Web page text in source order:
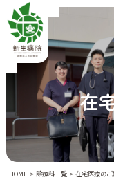
在
HOME 診療科一覧 在宅医療のご